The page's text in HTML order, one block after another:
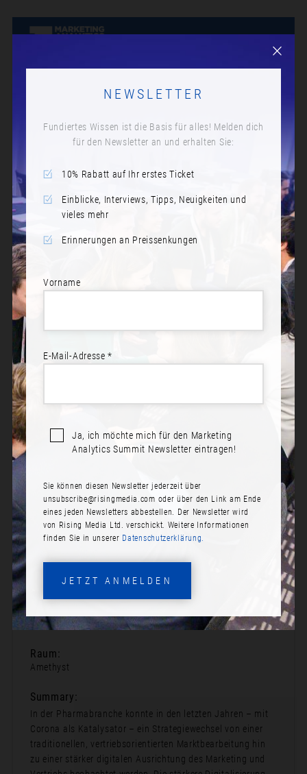
GUT FEELING VS. DATA-DRIVEN
ORCHESTRIERUNG VON
MARKETING- UND
SALESMASSNAHMEN
Datum:
Donnerstag, 16. November 2023
11:25
Raum:
Amethyst
Summary:
In der Pharmabranche konnte in den letzten Jahren – mit
Corona als Katalysator – ein Strategiewechsel von einer
traditionellen, vertriebsorientierten Marktbearbeitung hin
zu einer stärker digitalen Ausrichtung des Marketing und
NEWSLETTER
Fundiertes Wissen ist die Basis für alles! Melden dich
für den Newsletter an und erhalten Sie:
10% Rabatt auf Ihr erstes Ticket
Einblicke, Interviews, Tipps, Neuigkeiten und
vieles mehr
Erinnerungen an Preissenkungen
Vorname
E-Mail-Adresse *
Ja, ich möchte mich für den Marketing
Analytics Summit Newsletter eintragen!
Sie können diesen Newsletter jederzeit über
unsubscribe@risingmedia.com oder über den Link am Ende
eines jeden Newsletters abbestellen. Der Newsletter wird
von Rising Media Ltd. verschickt. Weitere Informationen
finden Sie in unserer Datenschutzerklärung.
JETZT ANMELDEN